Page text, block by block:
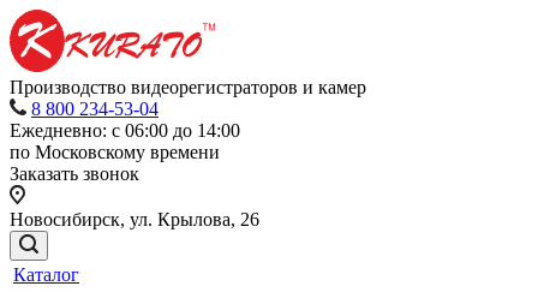
Производство видеорегистраторов и камер
8 800 234-53-04
Ежедневно: с 06:00 до 14:00
по Московскому времени
Заказать звонок
Новосибирск, ул. Крылова, 26
Каталог